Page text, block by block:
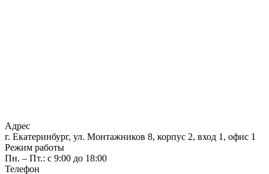
Адрес
г. Екатеринбург, ул. Монтажников 8, корпус 2, вход 1, офис 1
Режим работы
Пн. – Пт.: с 9:00 до 18:00
Телефон